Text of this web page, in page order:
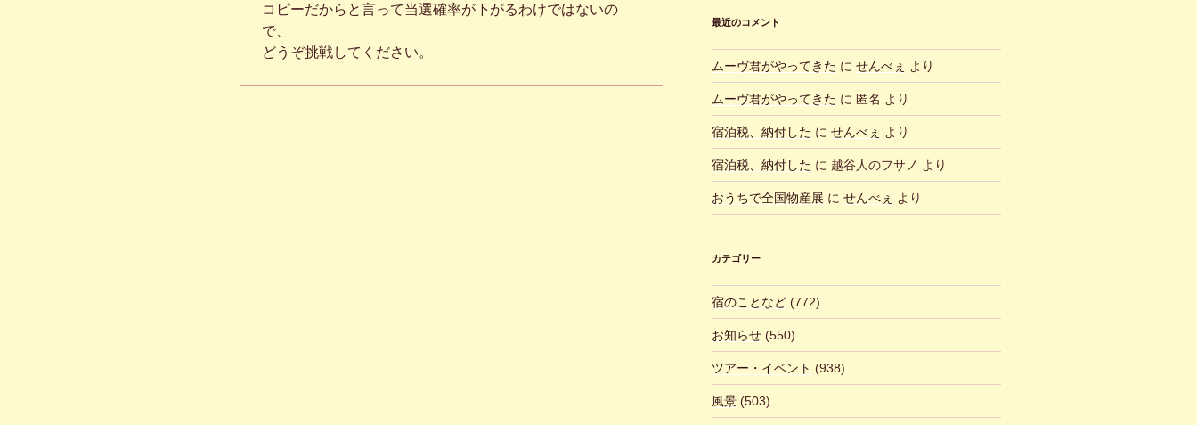
コピーだからと言って当選確率が下がるわけではないの
で、
どうぞ挑戦してください。
最近のコメント
ムーヴ君がやってきた に せんべぇ より
ムーヴ君がやってきた に 匿名 より
宿泊税、納付した に せんべぇ より
宿泊税、納付した に 越谷人のフサノ より
おうちで全国物産展 に せんべぇ より
カテゴリー
宿のことなど(772)
お知らせ(550)
ツアー・イベント (938)
風景(503)